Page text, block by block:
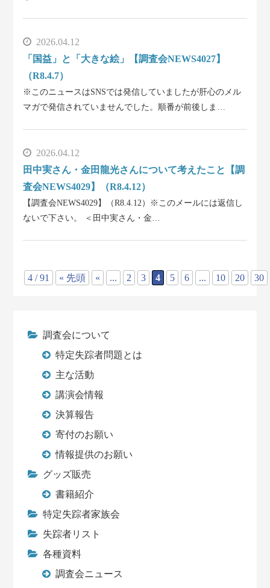
2026.04.12
「国益」と「大きな絵」【調査会NEWS4027】
（R8.4.7）
※このニュースはSNSでは発信していましたが肝心のメル
マガで発信されていませんでした。順番が前後しま…
2026.04.12
田中実さん・金田龍光さんについて考えたこと【調
査会NEWS4029】（R8.4.12）
【調査会NEWS4029】（R8.4.12）※このメールには返信し
ないで下さい。 ＜田中実さん・金…
4 / 91 « 先頭 « ... 2 3 4 5 6 ... 10 20 30
調査会について
特定失踪者問題とは
主な活動
講演会情報
決算報告
寄付のお願い
情報提供のお願い
グッズ販売
書籍紹介
特定失踪者家族会
失踪者リスト
各種資料
調査会ニュース